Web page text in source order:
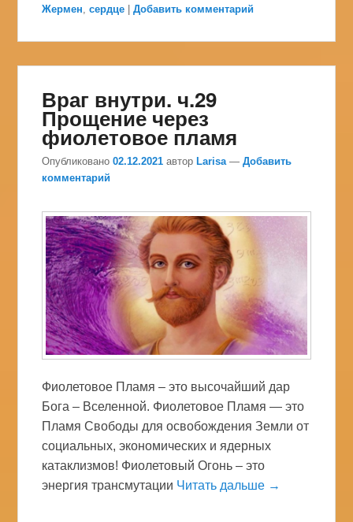
Жермен,сердце |Добавить комментарий
Враг внутри. ч.29
Прощение через
фиолетовое пламя
Опубликовано02.12.2021 автор Larisa —Добавить
комментарий
Фиолетовое Пламя – это высочайший дар
Бога – Вселенной. Фиолетовое Пламя — это
Пламя Свободы для освобождения Земли от
социальных, экономических и ядерных
катаклизмов! Фиолетовый Огонь – это
энергия трансмутации Читать дальше →